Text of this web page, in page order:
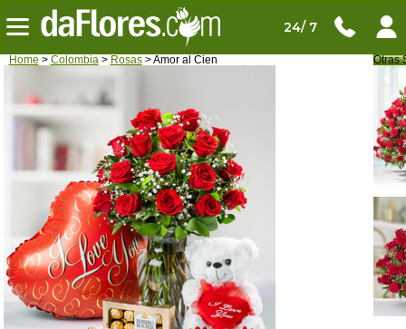
24/ 7
Home > Colombia> Rosas> Amor al Cien Otras